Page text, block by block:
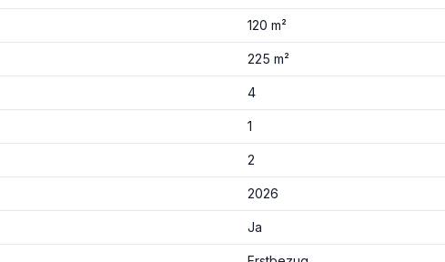
120 m²
225 m²
4
1
2
2026
Ja